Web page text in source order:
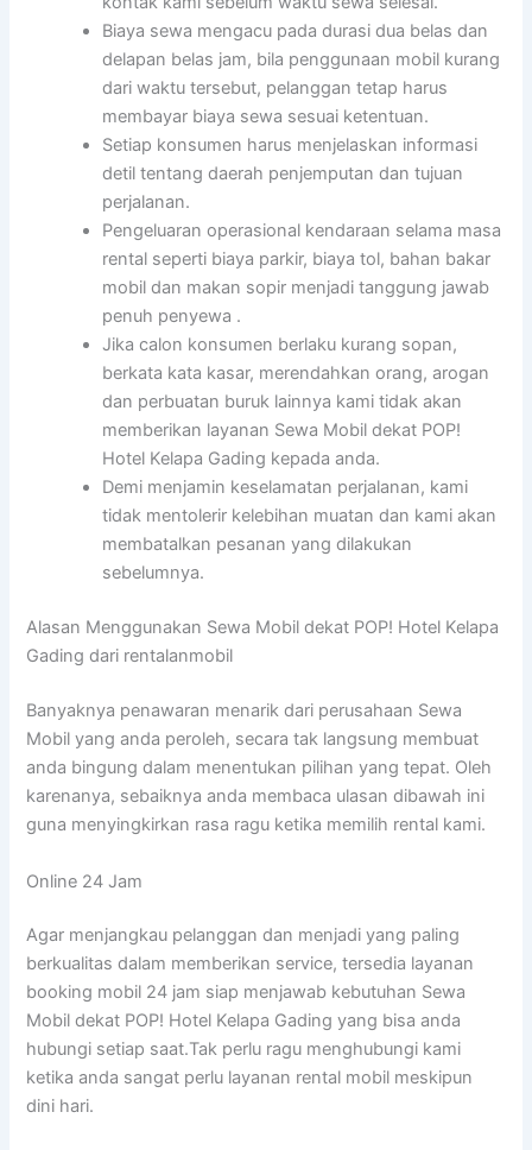
Biaya sewa mengacu pada durasi dua belas dan
delapan belas jam, bila penggunaan mobil kurang
dari waktu tersebut, pelanggan tetap harus
membayar biaya sewa sesuai ketentuan.
Setiap konsumen harus menjelaskan informasi
detil tentang daerah penjemputan dan tujuan
perjalanan.
Pengeluaran operasional kendaraan selama masa
rental seperti biaya parkir, biaya tol, bahan bakar
mobil dan makan sopir menjadi tanggung jawab
penuh penyewa .
Jika calon konsumen berlaku kurang sopan,
berkata kata kasar, merendahkan orang, arogan
dan perbuatan buruk lainnya kami tidak akan
memberikan layanan Sewa Mobil dekat POP!
Hotel Kelapa Gading kepada anda.
Demi menjamin keselamatan perjalanan, kami
tidak mentolerir kelebihan muatan dan kami akan
membatalkan pesanan yang dilakukan
sebelumnya.
Alasan Menggunakan Sewa Mobil dekat POP! Hotel Kelapa
Gading dari rentalanmobil
Banyaknya penawaran menarik dari perusahaan Sewa
Mobil yang anda peroleh, secara tak langsung membuat
anda bingung dalam menentukan pilihan yang tepat. Oleh
karenanya, sebaiknya anda membaca ulasan dibawah ini
guna menyingkirkan rasa ragu ketika memilih rental kami.
Online 24 Jam
Agar menjangkau pelanggan dan menjadi yang paling
berkualitas dalam memberikan service, tersedia layanan
booking mobil 24 jam siap menjawab kebutuhan Sewa
Mobil dekat POP! Hotel Kelapa Gading yang bisa anda
hubungi setiap saat.Tak perlu ragu menghubungi kami
ketika anda sangat perlu layanan rental mobil meskipun
dini hari.